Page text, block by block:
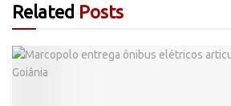
Related Posts